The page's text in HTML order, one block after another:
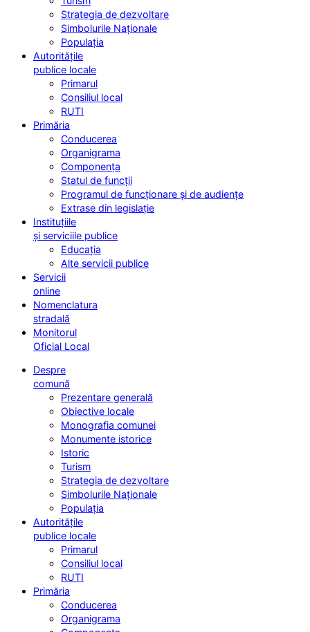
Strategia de dezvoltare
Simbolurile Naționale
Populația
Autoritățile
publice locale
Primarul
Consiliul local
RUTI
Primăria
Conducerea
Organigrama
Componența
Statul de funcții
Programul de funcționare și de audiențe
Extrase din legislație
Instituțiile
și serviciile publice
Educația
Alte servicii publice
Servicii
online
Nomenclatura
stradală
Monitorul
Oficial Local
Despre
comună
Prezentare generală
Obiective locale
Monografia comunei
Monumente istorice
Istoric
Turism
Strategia de dezvoltare
Simbolurile Naționale
Populația
Autoritățile
publice locale
Primarul
Consiliul local
RUTI
Primăria
Conducerea
Organigrama